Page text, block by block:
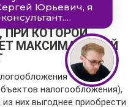
ПРИ КОТОРОЙ
МАКСИМАЛЬНЫЙ
— ЕНВД,
налогообложения),
них выгоднее приобрести